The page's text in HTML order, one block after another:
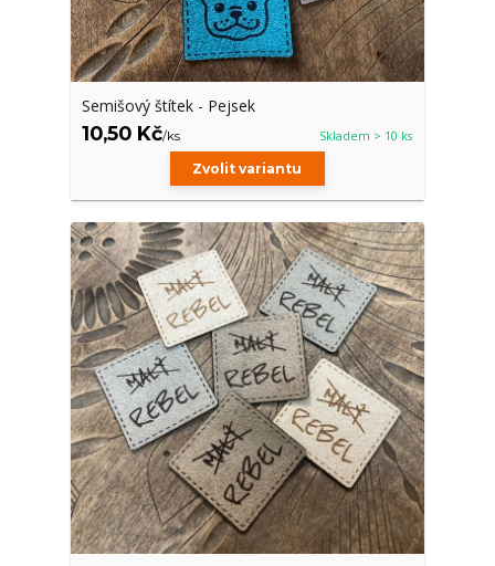
Semišový štítek - Pejsek
10,50 Kč/ks Skladem > 10 ks
Zvolit variantu